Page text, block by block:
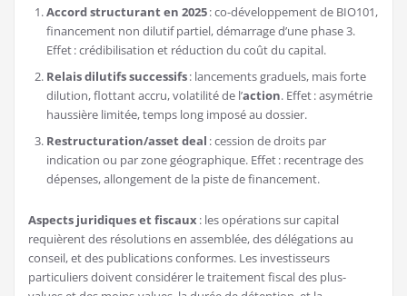
Accord structurant en 2025: co-développement de BIO101,
financement non dilutif partiel, démarrage d’une phase 3.
Effet : crédibilisation et réduction du coût du capital.
Relais dilutifs successifs: lancements graduels, mais forte
dilution, flottant accru, volatilité de l’action. Effet : asymétrie
haussière limitée, temps long imposé au dossier.
Restructuration/asset deal : cession de droits par
indication ou par zone géographique. Effet : recentrage des
dépenses, allongement de la piste de financement.
Aspects juridiques et fiscaux : les opérations sur capital
requièrent des résolutions en assemblée, des délégations au
conseil, et des publications conformes. Les investisseurs
particuliers doivent considérer le traitement fiscal des plus-